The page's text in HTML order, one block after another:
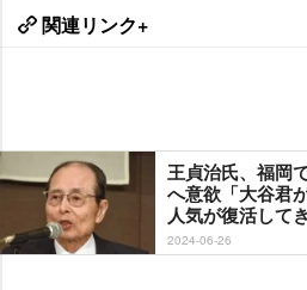
関連リンク+
王貞治氏、福岡
へ意欲「大谷君
人気が復活して
2024-06-26